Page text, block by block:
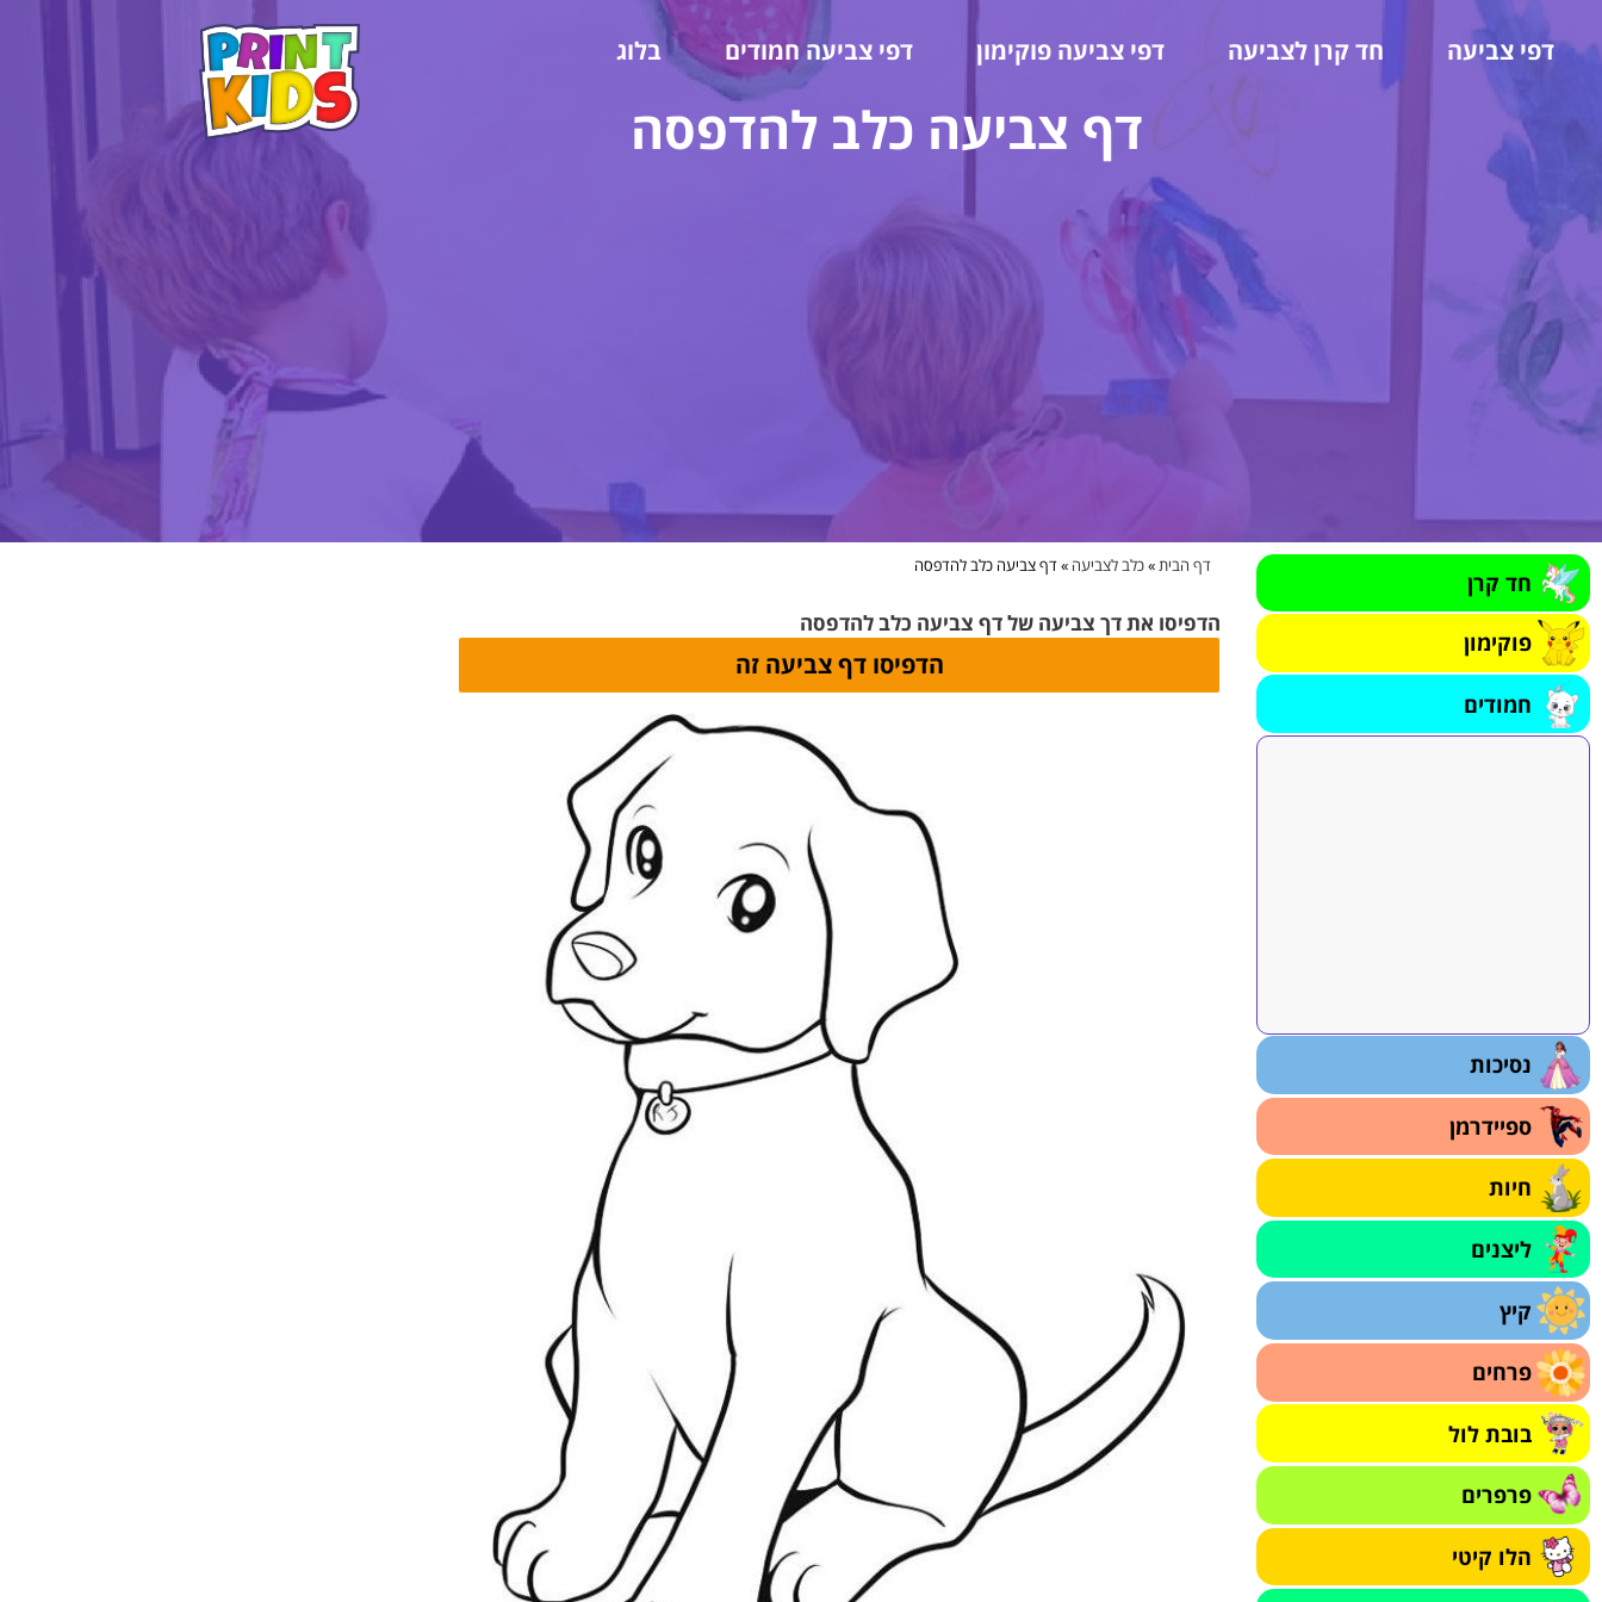
דפי צביעה חד קרן לצביעה דפי צביעה פוקימון דפי צביעה חמודים בלוג
דף צביעה כלב להדפסה
חד קרן
פוקימון
חמודים
נסיכות
ספיידרמן
חיות
ליצנים
קיץ
פרחים
בובת לול
פרפרים
הלו קיטי
דף הבית »כלב לצביעה »דף צביעה כלב להדפסה
הדפיסו את דך צביעה של דף צביעה כלב להדפסה